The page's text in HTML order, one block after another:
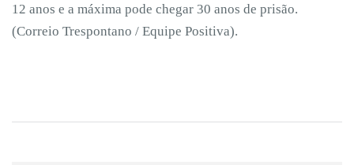
12 anos e a máxima pode chegar 30 anos de prisão.
(Correio Trespontano / Equipe Positiva).